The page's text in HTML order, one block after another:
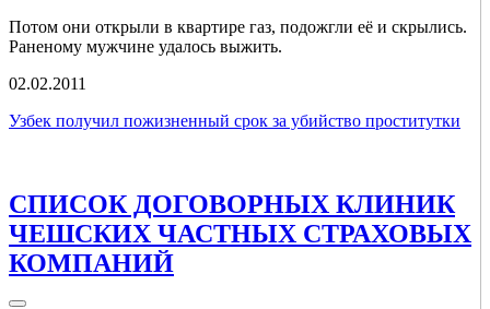
Потом они открыли в квартире газ, подожгли её и скрылись.
Раненому мужчине удалось выжить.
02.02.2011
Узбек получил пожизненный срок за убийство проститутки
СПИСОК ДОГОВОРНЫХ КЛИНИК
ЧЕШСКИХ ЧАСТНЫХ СТРАХОВЫХ
КОМПАНИЙ